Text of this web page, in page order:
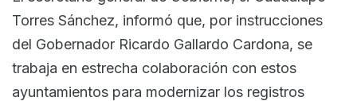
Torres Sánchez, informó que, por instrucciones
del Gobernador Ricardo Gallardo Cardona, se
trabaja en estrecha colaboración con estos
ayuntamientos para modernizar los registros